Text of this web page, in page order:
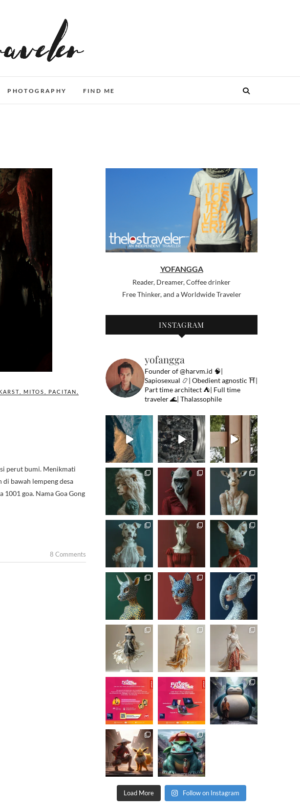
PHOTOGRAPHY FIND ME
MITOS PACITAN
bawah lempeng desa
1001 goa. Nama Goa Gong
8 Comments
YOFANGGA
Reader, Dreamer, Coffee drinker
Free Thinker, and a Worldwide Traveler
INSTAGRAM
yofangga
Founder of @harvm.id 🧠|
Sapiosexual 📿| Obedient agnostic ⛩|
Part time architect ⛺️| Full time
traveler🌊| Thalassophile
Load More Follow on Instagram